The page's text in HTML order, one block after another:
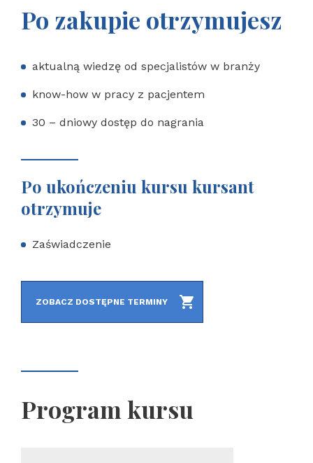
Po zakupie otrzymujesz
aktualną wiedzę od specjalistów w branży
know-how w pracy z pacjentem
30 – dniowy dostęp do nagrania
Po ukończeniu kursu kursant
otrzymuje
Zaświadczenie
ZOBACZ DOSTĘPNE TERMINY
Program kursu